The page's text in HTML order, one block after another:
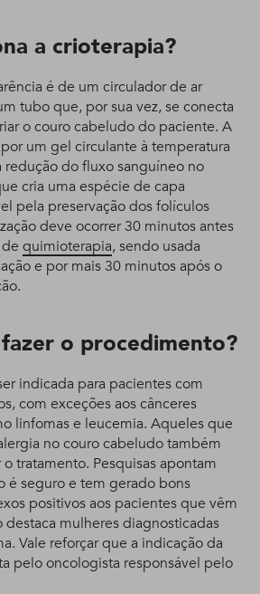
a crioterapia?
é de um circulador de ar
tubo que, por sua vez, se conecta
o couro cabeludo do paciente. A
um gel circulante à temperatura
redução do fluxo sanguíneo no
cria uma espécie de capa
pela preservação dos folículos
deve ocorrer 30 minutos antes
quimioterapia, sendo usada
e por mais 30 minutos após o
o procedimento?
indicada para pacientes com
com exceções aos cânceres
linfomas e leucemia. Aqueles que
no couro cabeludo também
tratamento. Pesquisas apontam
é seguro e tem gerado bons
positivos aos pacientes que vêm
mulheres diagnosticadas
Vale reforçar que a indicação da
pelo oncologista responsável pelo